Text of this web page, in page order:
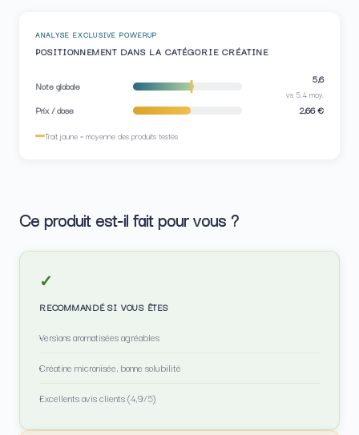
ANALYSE EXCLUSIVE POWERUP
POSITIONNEMENT DANS LA CATÉGORIE CRÉATINE
Note globale 5,6
vs 5,4 moy.
Prix / dose 2,66 €
Trait jaune = moyenne des produits testés
Ce produit est-il fait pour vous ?
✓
RECOMMANDÉ SI VOUS ÊTES
Versions aromatisées agréables
Créatine micronisée, bonne solubilité
Excellents avis clients (4,9/5)